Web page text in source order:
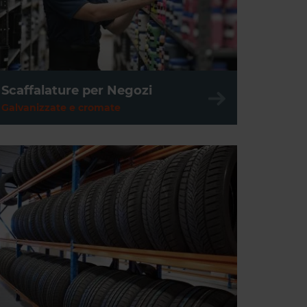
Scaffalature per officina
Scaffalature per Negozi
Galvanizzate e cromate